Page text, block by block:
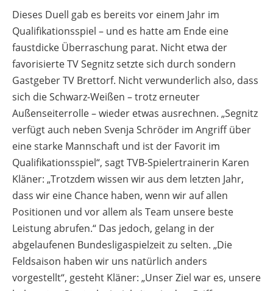
Dieses Duell gab es bereits vor einem Jahr im
Qualifikationsspiel – und es hatte am Ende eine
faustdicke Überraschung parat. Nicht etwa der
favorisierte TV Segnitz setzte sich durch sondern
Gastgeber TV Brettorf. Nicht verwunderlich also, dass
sich die Schwarz-Weißen – trotz erneuter
Außenseiterrolle – wieder etwas ausrechnen. „Segnitz
verfügt auch neben Svenja Schröder im Angriff über
eine starke Mannschaft und ist der Favorit im
Qualifikationsspiel“, sagt TVB-Spielertrainerin Karen
Kläner: „Trotzdem wissen wir aus dem letzten Jahr,
dass wir eine Chance haben, wenn wir auf allen
Positionen und vor allem als Team unsere beste
Leistung abrufen.“ Das jedoch, gelang in der
abgelaufenen Bundesligaspielzeit zu selten. „Die
Feldsaison haben wir uns natürlich anders
vorgestellt“, gesteht Kläner: „Unser Ziel war es, unsere